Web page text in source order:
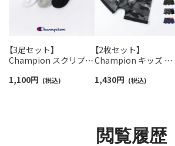
【3足セット】
Champion スクリプト
イル アーチサポート ス
1,100円 (税込)
【2枚セット】
Champion キッズ ボ
前開き Cotton Stretch
1,430円 (税込)
閲覧履歴